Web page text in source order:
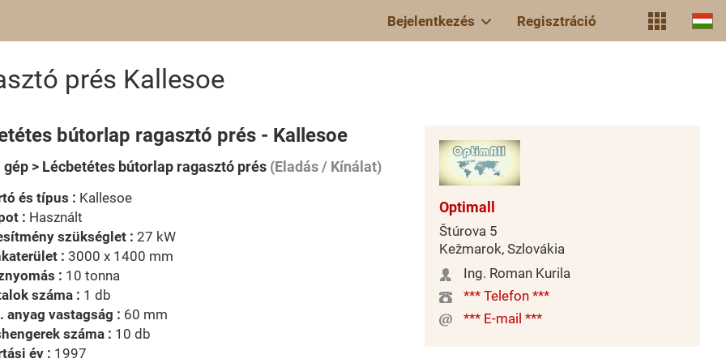
Bejelentkezés Regisztráció
prés Kallesoe
bútorlap ragasztó prés - Kallesoe
gép > Lécbetétes bútorlap ragasztó prés (Eladás / Kínálat)
és típus : Kallesoe
: Használt
szükséglet : 27 kW
: 3000 x 1400 mm
: 10 tonna
száma : 1 db
anyag vastagság : 60 mm
száma : 10 db
év : 1997
Optimall
Štúrova 5
Kežmarok, Szlovákia
Ing. Roman Kurila
*** Telefon ***
*** E-mail ***